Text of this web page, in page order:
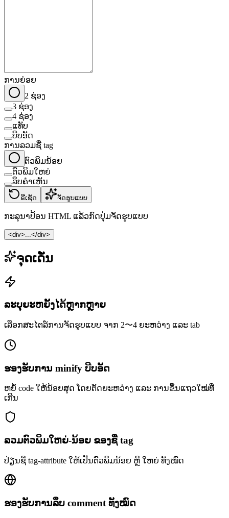
ການຍ່ອຍ
2 ຊ່ອງ
3 ຊ່ອງ
4 ຊ່ອງ
ແທັບ
ບີບອັດ
ການລວມຊື່ tag
ຕົວພິມນ້ອຍ
ຕົວພິມໃຫຍ່
ລຶບຄຳເຫັນ
ຣີເຊັດ ຈັດຮູບແບບ
ກະລຸນາປ້ອນ HTML ແລ້ວກົດປຸ່ມຈັດຮູບແບບ
<div>...</div>
ຈຸດເດັ່ນ
ລະບຸຍະຫຍັ້ງໄດ້ຫຼາກຫຼາຍ
ເລືອກສະໄຕລ໌ການຈັດຮູບແບບ ຈາກ 2〜4 ຍະຫວ່າງ ແລະ tab
ຮອງຮັບການ minify ບີບອັດ
ຫຍໍ້ code ໃຫ້ນ້ອຍສຸດ ໂດຍຕັດຍະຫວ່າງ ແລະ ການຂຶ້ນແຖວໃໝ່ທີ່
ເກີນ
ລວມຕົວພິມໃຫຍ່-ນ້ອຍ ຂອງຊື່ tag
ປ່ຽນຊື່ tag-attribute ໃຫ້ເປັນຕົວພິມນ້ອຍ ຫຼື ໃຫຍ່ ທັງໝົດ
ຮອງຮັບການລຶບ comment ທັງໝົດ